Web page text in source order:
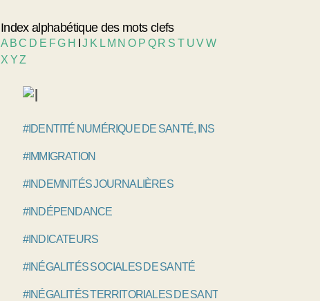
Index alphabétique des mots clefs
A BC D E FG H IJ K L M NO P Q R S T UVW
X YZ
#IDENTITÉ NUMÉRIQUE DE SANTÉ, INS
#IMMIGRATION
#INDEMNITÉS JOURNALIÈRES
#INDÉPENDANCE
#INDICATEURS
#INÉGALITÉS SOCIALES DE SANTÉ
#INÉGALITÉS TERRITORIALES DE SANTÉ